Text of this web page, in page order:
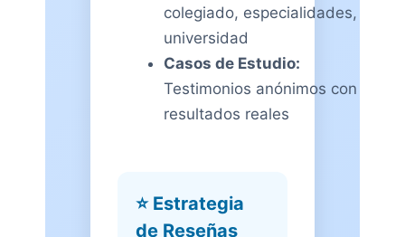
colegiado, especialidades,
universidad
Casos de Estudio:
Testimonios anónimos con
resultados reales
⭐ Estrategia
de Reseñas